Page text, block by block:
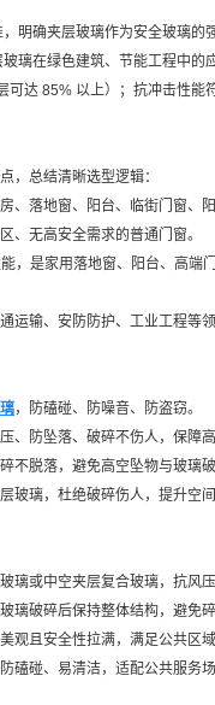
明确夹层玻璃作为安全玻璃的
璃在绿色建筑、节能工程中的
达 85% 以上）；抗冲击性
，总结清晰选型逻辑：
、落地窗、阳台、临街门窗、
、无高安全需求的普通门窗。
，是家用落地窗、阳台、高端
运输、安防防护、工业工程等
，防磕碰、防噪音、防盗窃。
、防坠落、破碎不伤人，保障
不脱落，避免高空坠物与玻璃
玻璃，杜绝破碎伤人，提升空
璃或中空夹层复合玻璃，抗风
璃破碎后保持整体结构，避免
观且安全性拉满，满足公共区
磕碰、易清洁，适配公共服务